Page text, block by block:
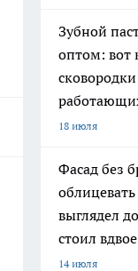
Зубной
оптом: вот
18 июля
Фасад без
выглядел
стоил
14 июля